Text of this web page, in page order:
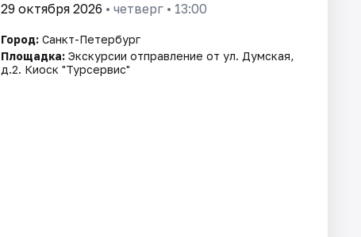
29 октября 2026 • четверг • 13:00
Город: Санкт-Петербург
Площадка: Экскурсии отправление от ул. Думская,
д.2. Киоск "Турсервис"